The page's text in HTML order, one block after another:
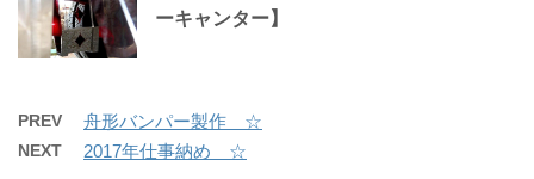
ーキャンター】
PREV 舟形バンパー製作 ☆
NEXT 2017年仕事納め ☆